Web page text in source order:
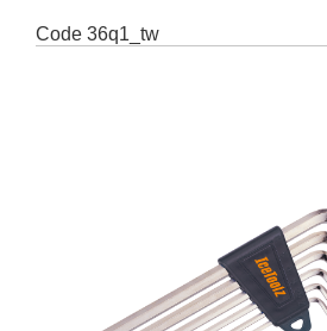
Code 36q1_tw